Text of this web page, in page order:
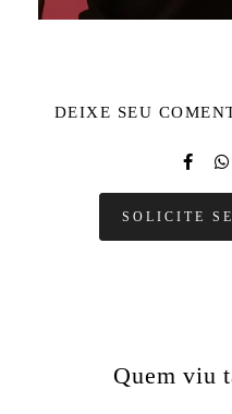
DEIXE SEU
SOLICITE
Quem viu